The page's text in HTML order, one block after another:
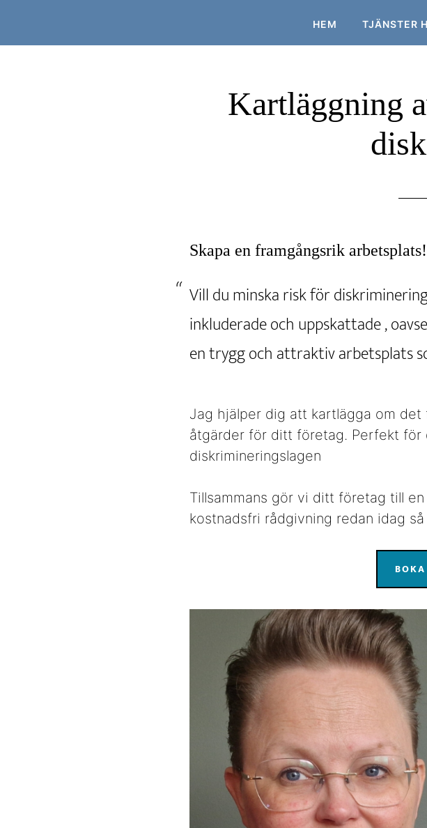
HEM TJÄNSTER
Kartläggning
Skapa en framgångsrik arbetsplats!
Vill du minska risk för
inkluderade och uppskattade ,
en trygg och attraktiv arbetsplats
Jag hjälper dig att kartlägga om
åtgärder för ditt företag. Perfekt för
diskrimineringslagen
Tillsammans gör vi ditt företag till
kostnadsfri rådgivning redan idag